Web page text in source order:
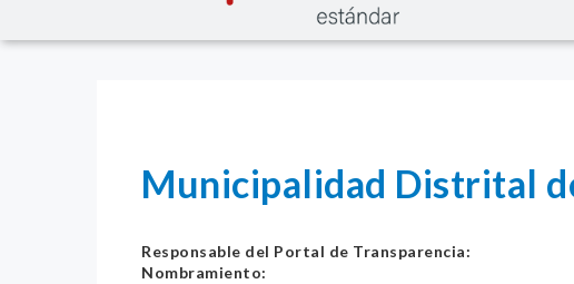
Municipalidad Distrital
Responsable del Portal de Transparencia:
Nombramiento: